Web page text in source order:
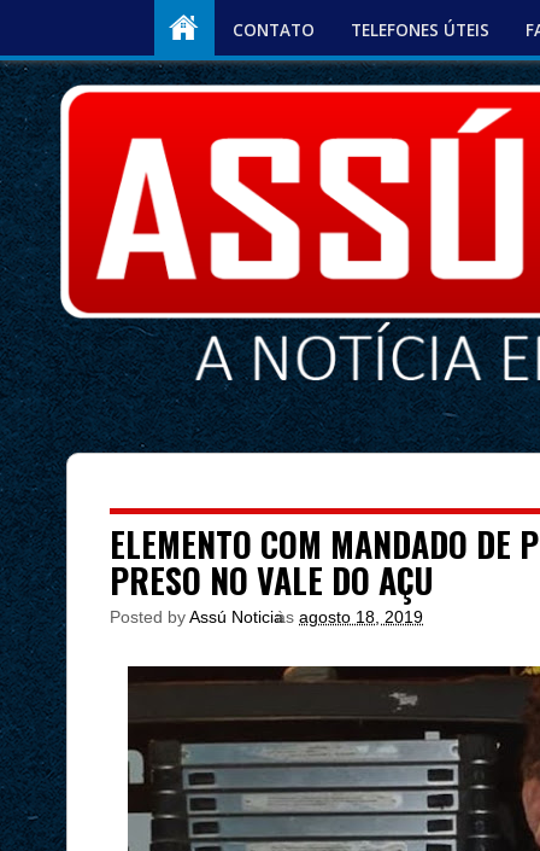
CONTATO TELEFONES ÚTEIS
ELEMENTO COM MANDADO DE
PRESO NO VALE DO AÇU
Posted byAssú Noticia
às agosto 18, 2019